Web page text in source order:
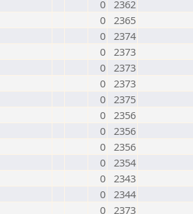
0 2362
0 2365
0 2374
0 2373
0 2373
0 2373
0 2375
0 2356
0 2356
0 2356
0 2354
0 2343
0 2344
0 2373